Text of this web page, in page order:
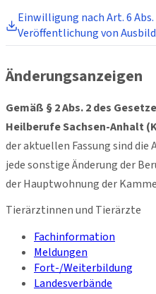
Einwilligung nach Art. 6 Abs.
Veröffentlichung von
Änderungsanzeigen
Gemäß § 2 Abs. 2 des
Heilberufe Sachsen-Anhalt
der aktuellen Fassung sind die
jede sonstige Änderung der
der Hauptwohnung der
Tierärztinnen und Tierärzte
Fachinformation
Meldungen
Fort-/Weiterbildung
Landesverbände